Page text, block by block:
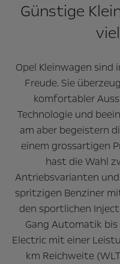
Günstige
Opel Kleinwagen sind
Freude. Sie
komfortabler
Technologie und
am aber begeistern
einem grossartigen
hast die Wahl
Antriebsvarianten
spritzigen Benziner
den sportlichen
Gang Automatik
Electric mit einer
km Reichweite